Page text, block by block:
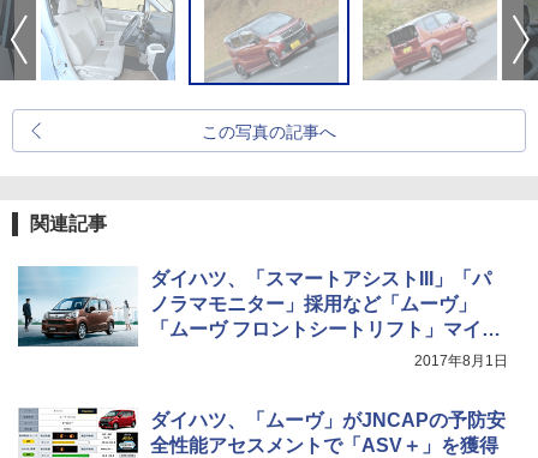
この写真の記事へ
関連記事
ダイハツ、「スマートアシストIII」「パ
ノラマモニター」採用など「ムーヴ」
「ムーヴ フロントシートリフト」マイチ
2017年8月1日
ダイハツ、「ムーヴ」がJNCAPの予防安
全性能アセスメントで「ASV＋」を獲得